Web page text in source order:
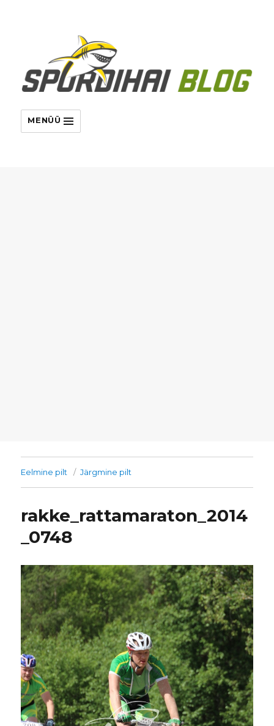
MENÜÜ
Eelmine pilt Järgmine pilt
rakke_rattamaraton_2014
_0748